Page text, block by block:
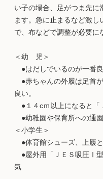
い子の場合、足がつま先に
ます。急に止まるなど激
で、布などで調整が必要に
＜幼 児＞
●はだしでいるのが一番良
●赤ちゃんの外履は足首
良い。
●１４cｍ以上になると「
●幼稚園や保育所への通
＜小学生＞
●体育館シューズ、上履
●屋外用「ＪＥＳ吸圧Ⅰ型
気